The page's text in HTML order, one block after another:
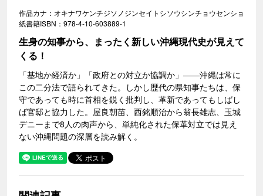
作品カナ：オキナワケンチジソノジンセイトシソウシンチョウセンショ
紙書籍ISBN：978-4-10-603889-1
生身の知事から、まったく新しい沖縄現代史が見えて
くる！
「基地か経済か」「政府との対立か協調か」――沖縄は常に
この二分法で語られてきた。しかし歴代の県知事たちは、保
守であっても時に首相を鋭く批判し、革新であってもしばし
ば官邸と協力した。屋良朝苗、西銘順治から翁長雄志、玉城
デニーまで8人の肉声から、単純化された保革対立では見え
ない沖縄問題の深層を読み解く。